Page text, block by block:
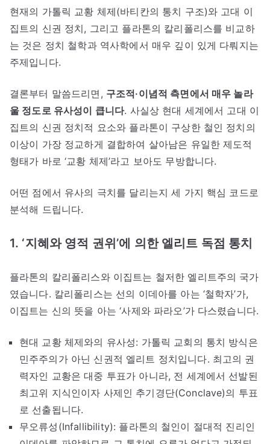
현재의 가톨릭 교황 체제(바티칸의 통치 구조)와 고대 이
집트의 신권 정치, 그리고 플라톤의 칼리폴리스를 비교하
는 것은 정치 철학과 역사학에서 매우 깊이 있게 다뤄지는
주제입니다.
결론부터 말씀드리면, 구조적·이념적 측면에서 매우 놀라
울 정도로 유사성이 큽니다. 사실상 현대 세계에서 고대 이
집트의 신권 정치적 요소와 플라톤이 구상한 철인 정치의
이상이 가장 정교하게 결합하여 살아남은 유일한 제도적
형태가 바로 ‘교황 체제’라고 보아도 무방합니다.
어떤 점에서 유사의 극치를 달리는지 세 가지 핵심 코드로
분석해 드립니다.
1. ‘지혜와 영적 권위’에 의한 엘리트 독점 통치
플라톤의 칼리폴리스와 이집트는 철저한 엘리트주의 국가
였습니다. 칼리폴리스는 선의 이데아를 아는 ‘철학자’가,
이집트는 신의 뜻을 아는 ‘사제와 파라오’가 다스렸습니다.
현대 교황 체제와의 유사성: 가톨릭 교회의 통치 방식은
민주주의가 아닌 신권적 엘리트 정치입니다. 최고의 권
력자인 교황은 대중 투표가 아니라, 전 세계에서 선발된
최고위 지식인이자 사제인 추기경단(Conclave)의 투표
로 선출됩니다.
무오류성(Infallibility): 플라톤의 철인이 절대적 진리인